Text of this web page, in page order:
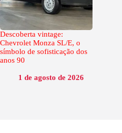
Descoberta vintage:
Chevrolet Monza SL/E, o
símbolo de sofisticação dos
anos 90
1 de agosto de 2026